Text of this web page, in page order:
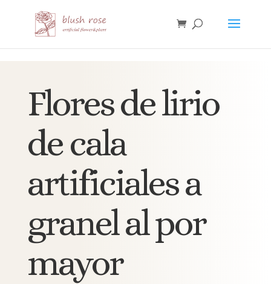
Flores de lirio
de cala
artificiales a
granel al por
mayor